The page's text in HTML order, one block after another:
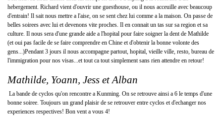
hebergement. Richard vient d'ouvrir une guesthouse, ou il nous acceuille avec beaucoup
d'entrain! Il sait nous mettre a l'aise, on se sent chez lui comme a la maison. On passe de
belles soirees avec lui et devenons vite proches. Il en connait un tas sur sa region et sa
culture. Il nous sera d'une grande aide a l'hopital pour faire soigner la dent de Mathilde
(et oui pas facile de se faire comprendre en Chine et d'obtenir la bonne volonte des
gens...)Pendant 3 jours il nous accompagne partout, hopital, vieille ville, resto, bureau de
l'immigration pour nos visas...et tout ca tout simplement sans rien attendre en retour!
Mathilde, Yoann, Jess et Alban
La bande de cyclos qu'on rencontre a Kunming. On se retrouve ainsi a 6 le temps d'une
bonne soiree. Toujours un grand plaisir de se retrouver entre cyclos et d'echanger nos
experiences respectives! Bon vent a vous 4!